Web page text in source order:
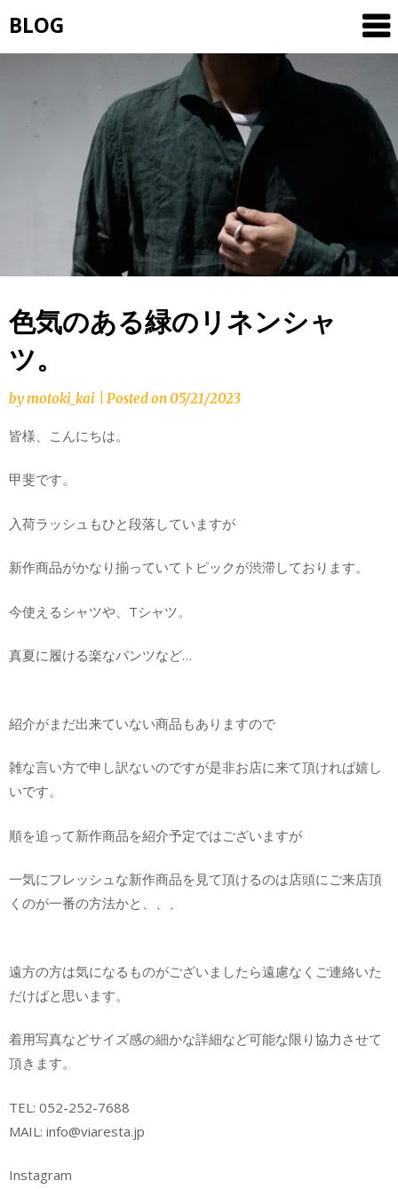
to
content
BLOG
色気のある緑のリネンシャ
ツ。
bymotoki_kai Posted on05/21/2023
皆様、こんにちは。
甲斐です。
入荷ラッシュもひと段落していますが
新作商品がかなり揃っていてトピックが渋滞しております。
今使えるシャツや、Tシャツ。
真夏に履ける楽なパンツなど…
紹介がまだ出来ていない商品もありますので
雑な言い方で申し訳ないのですが是非お店に来て頂ければ嬉し
いです。
順を追って新作商品を紹介予定ではございますが
一気にフレッシュな新作商品を見て頂けるのは店頭にご来店頂
くのが一番の方法かと、、、
遠方の方は気になるものがございましたら遠慮なくご連絡いた
だけばと思います。
着用写真などサイズ感の細かな詳細など可能な限り協力させて
頂きます。
TEL: 052-252-7688
MAIL: info@viaresta.jp
Instagram